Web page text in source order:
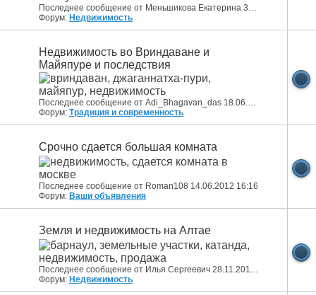
Форум: Недвижимость
Недвижимость во Вриндаване и
Майяпуре и последствия
Последнее сообщение от Adi_Bhagavan_das 18.06.2012
Форум: Традиция и современность
Срочно сдается большая комната
Последнее сообщение от Roman108 14.06.2012 16:16
Форум: Ваши объявления
Земля и недвижимость на Алтае
Последнее сообщение от Илья Сергеевич 28.11.201113:25
Форум: Недвижимость